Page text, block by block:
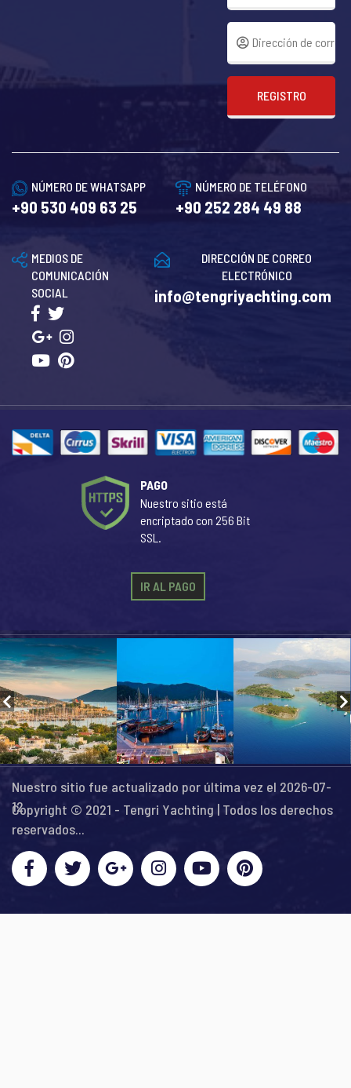
REGISTRO
NÚMERO DE WHATSAPP
+90 530 409 63 25
NÚMERO DE TELÉFONO
+90 252 284 49 88
DIRECCIÓN DE CORREO
ELECTRÓNICO
info@tengriyachting.com
MEDIOS DE
COMUNICACIÓN
SOCIAL
PAGO
Nuestro sitio está
encriptado con 256 Bit
SSL.
IR AL PAGO
Nuestro sitio fue actualizado por última vez el 2026-07-
12
Copyright © 2021 - Tengri Yachting | Todos los derechos
reservados...